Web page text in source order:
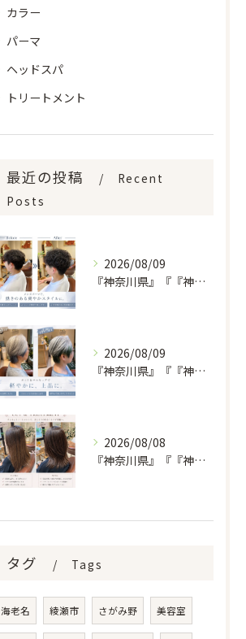
カラー
パーマ
ヘッドスパ
トリートメント
最近の投稿
Recent
Posts
2026/08/09
『神奈川県』『『神奈川県』『綾瀬市』『海老名市』『美容室』
2026/08/09
『神奈川県』『『神奈川県』『綾瀬市』『海老名市』『美容室』
2026/08/08
『神奈川県』『『神奈川県』『綾瀬市』『海老名市』『美容室』
タグ Tags
海老名 綾瀬市 さがみ野 美容室